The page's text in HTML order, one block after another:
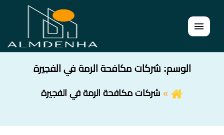
القائمة
الوسم: شركات مكافحة الرمة في الفجيرة
شركات مكافحة الرمة في الفجيرة